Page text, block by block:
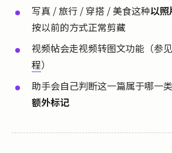
写真 / 旅行 / 穿搭 / 美食这种以
按以前的方式正常剪藏
视频帖会走视频转图文功能（参见
程）
助手会自己判断这一篇属于哪一类
额外标记